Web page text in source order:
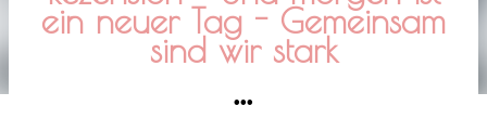
ein neuer Tag - Gemeinsam
sind wir stark
•••